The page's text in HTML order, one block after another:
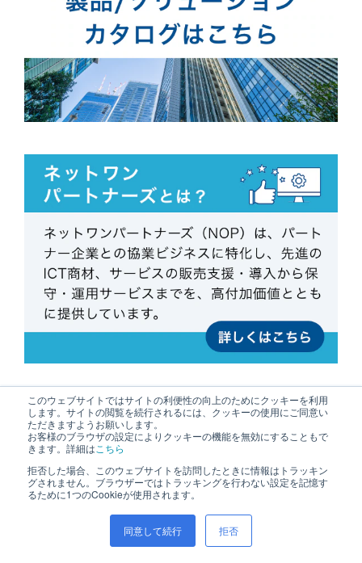
このウェブサイトではサイトの利便性の向上のためにクッキーを利用
します。サイトの閲覧を続行されるには、クッキーの使用にご同意い
ただきますようお願いします。
お客様のブラウザの設定によりクッキーの機能を無効にすることもで
きます。詳細は こちら
拒否した場合、このウェブサイトを訪問したときに情報はトラッキン
グされません。ブラウザーではトラッキングを行わない設定を記憶す
るために1つのCookieが使用されます。
同意して続行 拒否
サイト内検索
記事カテゴリ一覧